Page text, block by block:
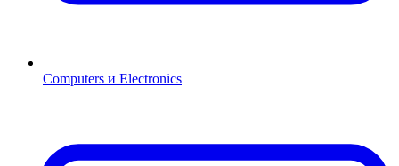
Computers и Electronics